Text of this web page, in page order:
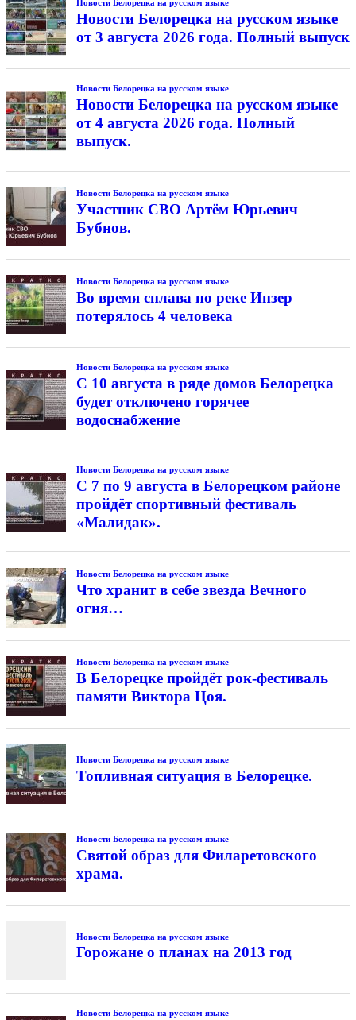
Новости Белорецка на русском языке
Новости Белорецка на русском языке
от 3 августа 2026 года. Полный выпуск
Новости Белорецка на русском языке
Новости Белорецка на русском языке
от 4 августа 2026 года. Полный
выпуск.
Новости Белорецка на русском языке
Участник СВО Артём Юрьевич
Бубнов.
Новости Белорецка на русском языке
Во время сплава по реке Инзер
потерялось 4 человека
Новости Белорецка на русском языке
С 10 августа в ряде домов Белорецка
будет отключено горячее
водоснабжение
Новости Белорецка на русском языке
С 7 по 9 августа в Белорецком районе
пройдёт спортивный фестиваль
«Малидак».
Новости Белорецка на русском языке
Что хранит в себе звезда Вечного
огня…
Новости Белорецка на русском языке
В Белорецке пройдёт рок-фестиваль
памяти Виктора Цоя.
Новости Белорецка на русском языке
Топливная ситуация в Белорецке.
Новости Белорецка на русском языке
Святой образ для Филаретовского
храма.
Новости Белорецка на русском языке
Горожане о планах на 2013 год
Новости Белорецка на русском языке